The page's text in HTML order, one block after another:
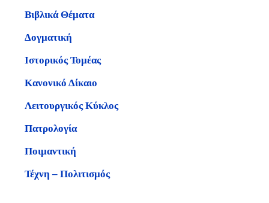
Βιβλικά Θέματα
Δογματική
Ιστορικός Τομέας
Κανονικό Δίκαιο
Λειτουργικός Κύκλος
Πατρολογία
Ποιμαντική
Τέχνη – Πολιτισμός